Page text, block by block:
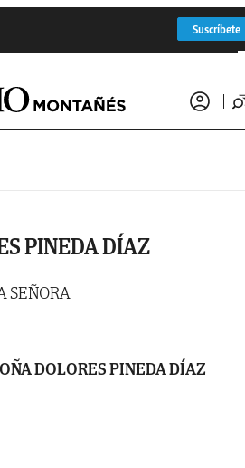
Suscríbete
PINEDA DÍAZ
SEÑORA
DOLORES PINEDA DÍAZ